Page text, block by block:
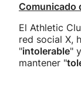
Comunicado
El Athletic
red social X,
"intolerable"
mantener "